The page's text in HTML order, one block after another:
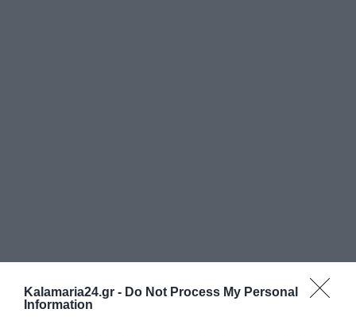
Kalamaria24.gr - Do Not Process My Personal
Information